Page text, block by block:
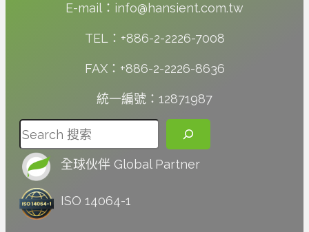
E-mail：info@hansient.com.tw
TEL：+886-2-2226-7008
FAX：+886-2-2226-8636
統一編號：12871987
全球伙伴 Global Partner
ISO 14064-1